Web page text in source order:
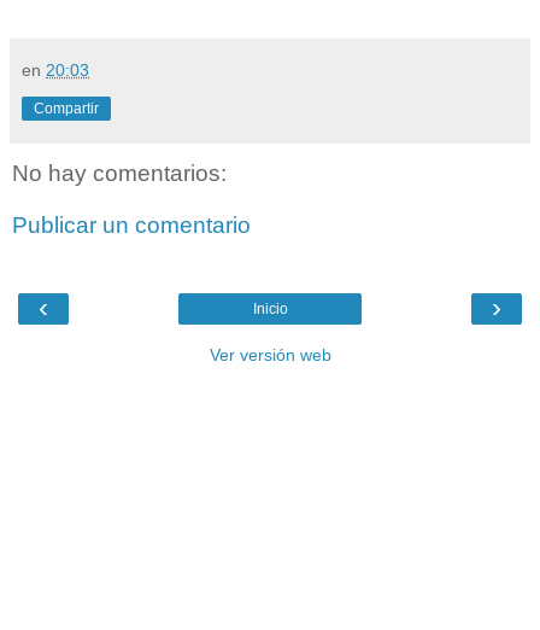
en 20:03
Compartir
No hay comentarios:
Publicar un comentario
‹ ›
Inicio
Ver versión web